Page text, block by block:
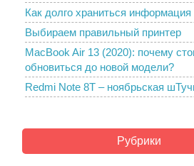
Как долго храниться информация
Выбираем правильный принтер
MacBook Air 13 (2020): почему
обновиться до новой модели?
Redmi Note 8T – ноябрьская
Рубрики